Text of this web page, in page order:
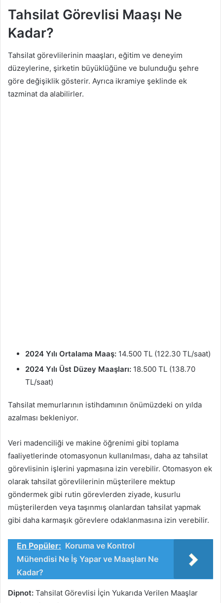
Tahsilat Görevlisi Maaşı Ne
Kadar?
Tahsilat görevlilerinin maaşları, eğitim ve deneyim
düzeylerine, şirketin büyüklüğüne ve bulunduğu şehre
göre değişiklik gösterir. Ayrıca ikramiye şeklinde ek
tazminat da alabilirler.
2024 Yılı Ortalama Maaş: 14.500 TL (122.30 TL/saat)
2024 Yılı Üst Düzey Maaşları: 18.500 TL (138.70
TL/saat)
Tahsilat memurlarının istihdamının önümüzdeki on yılda
azalması bekleniyor.
Veri madenciliği ve makine öğrenimi gibi toplama
faaliyetlerinde otomasyonun kullanılması, daha az tahsilat
görevlisinin işlerini yapmasına izin verebilir. Otomasyon ek
olarak tahsilat görevlilerinin müşterilere mektup
göndermek gibi rutin görevlerden ziyade, kusurlu
müşterilerden veya taşınmış olanlardan tahsilat yapmak
gibi daha karmaşık görevlere odaklanmasına izin verebilir.
En Popüler: Koruma ve Kontrol
Mühendisi Ne İş Yapar ve Maaşları Ne
Kadar?
Dipnot: Tahsilat Görevlisi İçin Yukarıda Verilen Maaşlar